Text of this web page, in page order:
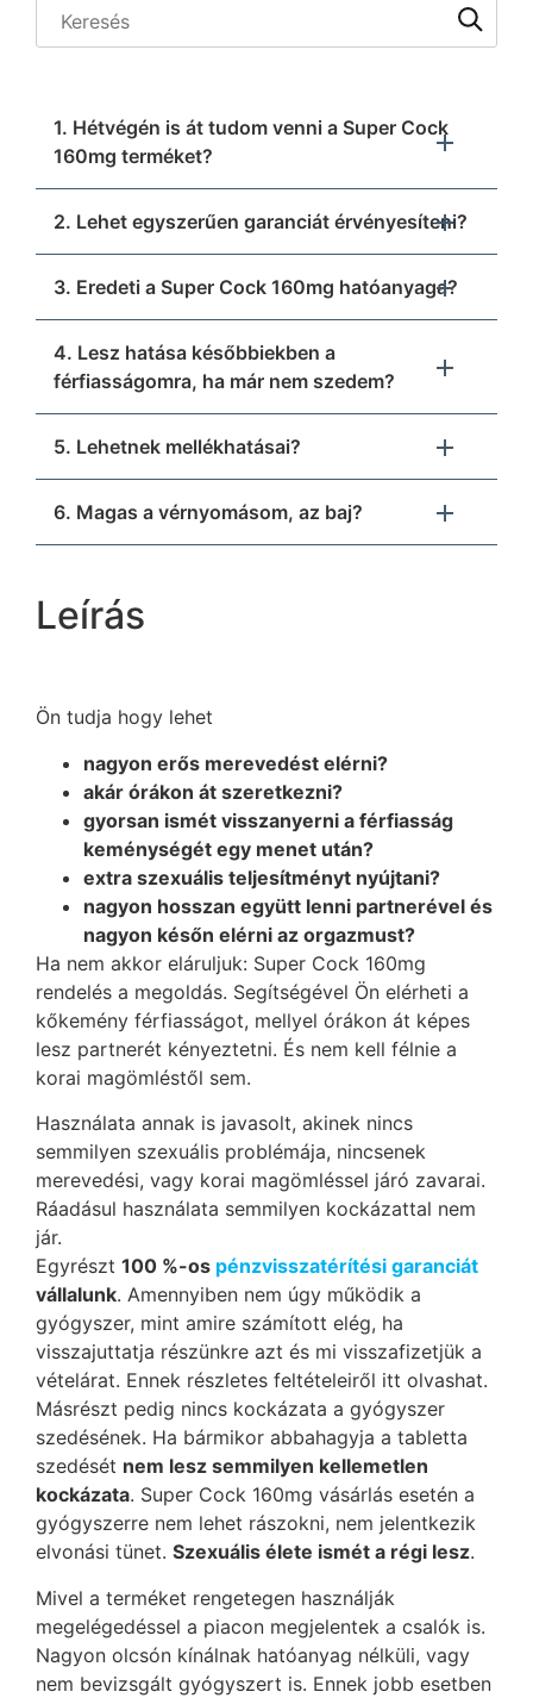
1. Hétvégén is át tudom venni a Super Cock
160mg terméket?
2. Lehet egyszerűen garanciát érvényesíteni?
3. Eredeti a Super Cock 160mg hatóanyaga?
4. Lesz hatása későbbiekben a
férfiasságomra, ha már nem szedem?
5. Lehetnek mellékhatásai?
6. Magas a vérnyomásom, az baj?
Leírás
Ön tudja hogy lehet
nagyon erős merevedést elérni?
akár órákon át szeretkezni?
gyorsan ismét visszanyerni a férfiasság
keménységét egy menet után?
extra szexuális teljesítményt nyújtani?
nagyon hosszan együtt lenni partnerével és
nagyon későn elérni az orgazmust?
Ha nem akkor eláruljuk: Super Cock 160mg
rendelés a megoldás. Segítségével Ön elérheti a
kőkemény férfiasságot, mellyel órákon át képes
lesz partnerét kényeztetni. És nem kell félnie a
korai magömléstől sem.
Használata annak is javasolt, akinek nincs
semmilyen szexuális problémája, nincsenek
merevedési, vagy korai magömléssel járó zavarai.
Ráadásul használata semmilyen kockázattal nem
jár.
Egyrészt 100 %-os pénzvisszatérítési garanciát
vállalunk. Amennyiben nem úgy működik a
gyógyszer, mint amire számított elég, ha
visszajuttatja részünkre azt és mi visszafizetjük a
vételárat. Ennek részletes feltételeiről itt olvashat.
Másrészt pedig nincs kockázata a gyógyszer
szedésének. Ha bármikor abbahagyja a tabletta
szedését nem lesz semmilyen kellemetlen
kockázata. Super Cock 160mg vásárlás esetén a
gyógyszerre nem lehet rászokni, nem jelentkezik
elvonási tünet. Szexuális élete ismét a régi lesz.
Mivel a terméket rengetegen használják
megelégedéssel a piacon megjelentek a csalók is.
Nagyon olcsón kínálnak hatóanyag nélküli, vagy
nem bevizsgált gyógyszert is. Ennek jobb esetben